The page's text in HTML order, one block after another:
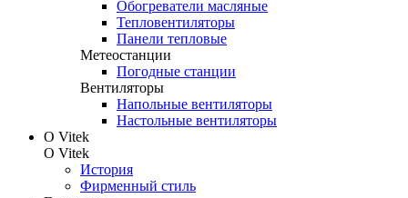
Обогреватели масляные
Тепловентиляторы
Панели тепловые
Метеостанции
Погодные станции
Вентиляторы
Напольные вентиляторы
Настольные вентиляторы
О Vitek
О Vitek
История
Фирменный стиль